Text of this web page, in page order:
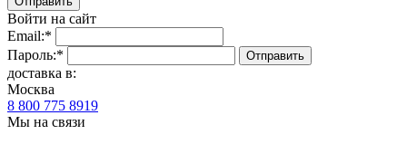
Войти на сайт
Email:*
Пароль:*
доставка в:
Москва
8 800 775 8919
Мы на связи